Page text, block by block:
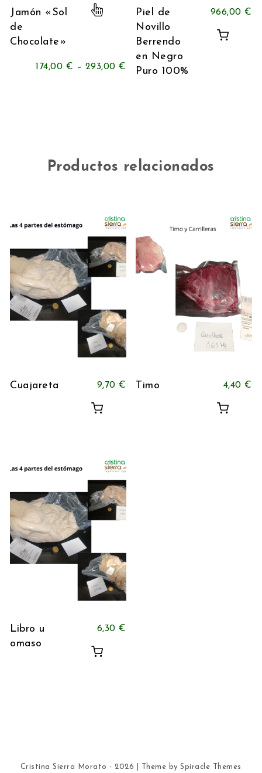
Jamón «Sol
de
Chocolate»
174,00 € – 293,00€
Este producto tiene múltiples
Piel de
Novillo
Berrendo
en Negro
Puro 100%
966,00€
Productos relacionados
Cuajareta 9,70€ Timo 4,40€
Libro u
omaso
6,30€
Cristina Sierra Morato - 2026 | Theme bySpiracle Themes